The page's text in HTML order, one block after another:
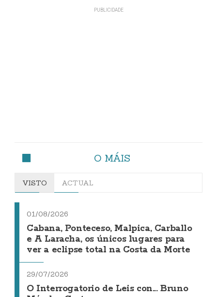
O MÁIS
VISTO ACTUAL
01/08/2026
Cabana, Ponteceso, Malpica, Carballo
e A Laracha, os únicos lugares para
ver a eclipse total na Costa da Morte
29/07/2026
O Interrogatorio de Leis con... Bruno